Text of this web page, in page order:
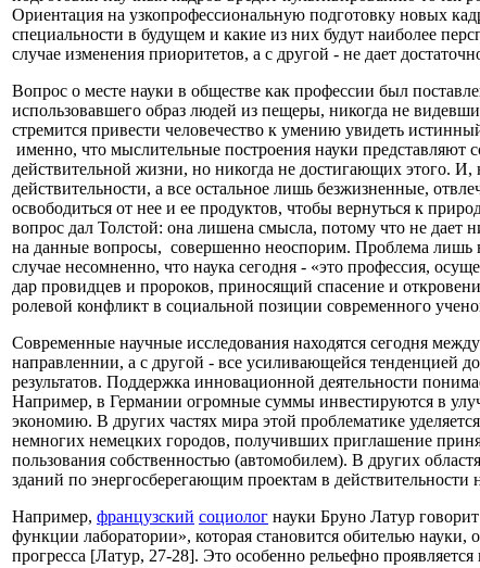
Ориентация на узкопрофессиональную подготовку новых
специальности в будущем и какие из них будут наиболее
случае изменения приоритетов, а с другой - не дает
Вопрос о месте науки в обществе как профессии был
использовавшего образ людей из пещеры, никогда не
стремится привести человечество к умению увидеть
именно, что мыслительные построения науки
действительной жизни, но никогда не достигающих этого.
действительности, а все остальное лишь безжизненные,
освободиться от нее и ее продуктов, чтобы вернуться к
вопрос дал Толстой: она лишена смысла, потому что не дает
на данные вопросы, совершенно неоспорим. Проблема лишь
случае несомненно, что наука сегодня - «это профессия,
дар провидцев и пророков, приносящий спасение и
ролевой конфликт в социальной позиции современного
Современные научные исследования находятся сегодня
направленнии, а с другой - все усиливающейся тенденцией
результатов. Поддержка инновационной деятельности
Например, в Германии огромные суммы инвестируются в
экономию. В других частях мира этой проблематике
немногих немецких городов, получивших приглашение
пользования собственностью (автомобилем). В других
зданий по энергосберегающим проектам в
Например, французский социолог науки Бруно Латур
функции лаборатории», которая становится обителью
прогресса [Латур, 27-28]. Это особенно рельефно